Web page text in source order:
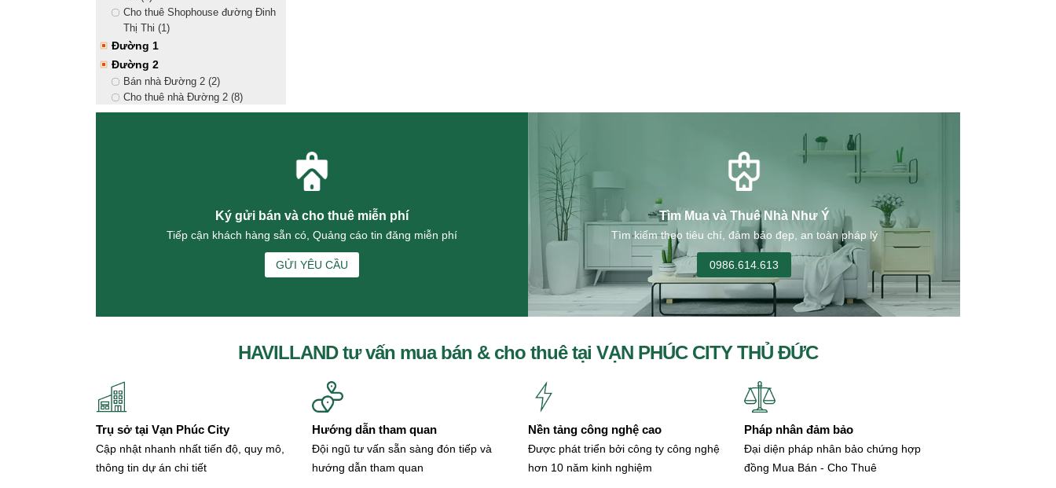
Cho thuê Shophouse đường Đinh
Thị Thi (1)
Đường 1
Đường 2
Bán nhà Đường 2 (2)
Cho thuê nhà Đường 2 (8)
Đường 3
Bán nhà Đường 7 (4)
Đường 11
Đường 12
Đường 13
Đường 14
Đường 15
Ký gửi bán và cho thuê miễn phí
Tiếp cận khách hàng sẵn có, Quảng cáo tin đăng miễn phí
GỬI YÊU CẦU
Tìm Mua và Thuê Nhà Như Ý
Tìm kiếm theo tiêu chí, đảm bảo đẹp, an toàn pháp lý
0986.614.613
HAVILLAND tư vấn mua bán & cho thuê tại VẠN PHÚC CITY THỦ ĐỨC
Trụ sở tại Vạn Phúc City
Cập nhật nhanh nhất tiến độ, quy mô,
thông tin dự án chi tiết
Hướng dẫn tham quan
Đội ngũ tư vấn sẵn sàng đón tiếp và
hướng dẫn tham quan
Nền tảng công nghệ cao
Được phát triển bởi công ty công nghệ
hơn 10 năm kinh nghiệm
Pháp nhân đảm bảo
Đại diện pháp nhân bảo chứng hợp
đồng Mua Bán - Cho Thuê